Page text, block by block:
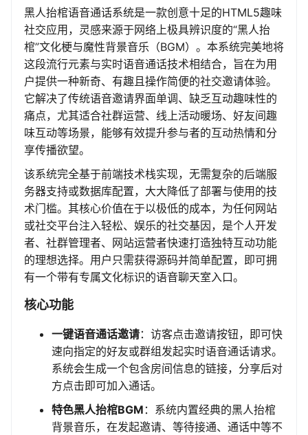
黑人抬棺语音通话系统是一款创意十足的HTML5趣味
社交应用，灵感来源于网络上极具辨识度的“黑人抬
棺”文化梗与魔性背景音乐（BGM）。本系统完美地将
这段流行元素与实时语音通话技术相结合，旨在为用
户提供一种新奇、有趣且操作简便的社交邀请体验。
它解决了传统语音邀请界面单调、缺乏互动趣味性的
痛点，尤其适合社群运营、线上活动暖场、好友间趣
味互动等场景，能够有效提升参与者的互动热情和分
享传播欲望。
该系统完全基于前端技术栈实现，无需复杂的后端服
务器支持或数据库配置，大大降低了部署与使用的技
术门槛。其核心价值在于以极低的成本，为任何网站
或社交平台注入轻松、娱乐的社交基因，是个人开发
者、社群管理者、网站运营者快速打造独特互动功能
的理想选择。用户只需获得源码并简单配置，即可拥
有一个带有专属文化标识的语音聊天室入口。
核心功能
一键语音通话邀请：访客点击邀请按钮，即可快
速向指定的好友或群组发起实时语音通话请求。
系统会生成一个包含房间信息的链接，分享后对
方点击即可加入通话。
特色黑人抬棺BGM ：系统内置经典的黑人抬棺
背景音乐，在发起邀请、等待接通、通话中等不